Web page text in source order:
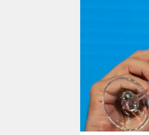
veranstaltungen
fragen & hilfe
unterstützen